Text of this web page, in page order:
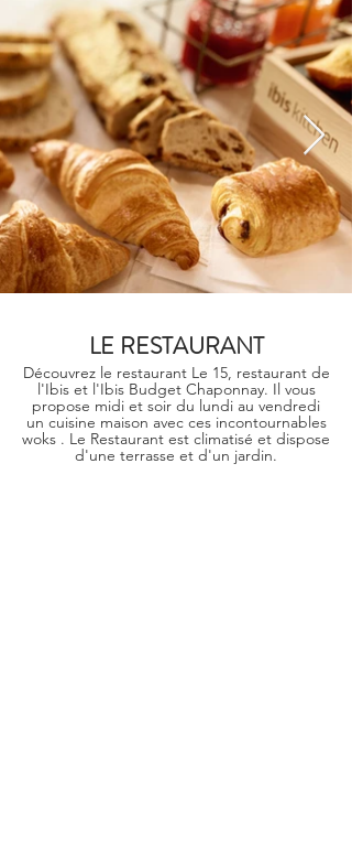
LE RESTAURANT
Découvrez le restaurant Le 15, restaurant de
l'Ibis et l'Ibis Budget Chaponnay. Il vous
propose midi et soir du lundi au vendredi
un cuisine maison avec ces incontournables
woks . Le Restaurant est climatisé et dispose
d'une terrasse et d'un jardin.